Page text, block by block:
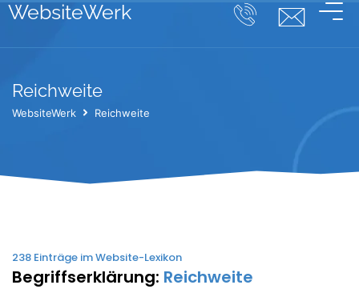
WebsiteWerk
Reichweite
WebsiteWerk Reichweite
238 Einträge im Website-Lexikon
Begriffserklärung: Reichweite